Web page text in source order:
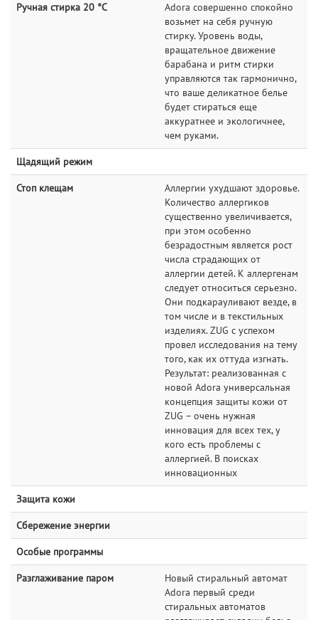
Ручная стирка 20 °C
Adora совершенно спокойно
возьмет на себя ручную
стирку. Уровень воды,
вращательное движение
барабана и ритм стирки
управляются так гармонично,
что ваше деликатное белье
будет стираться еще
аккуратнее и экологичнее,
чем руками.
Щадящий режим
Стоп клещам
Аллергии ухудшают здоровье.
Количество аллергиков
существенно увеличивается,
при этом особенно
безрадостным является рост
числа страдающих от
аллергии детей. К аллергенам
следует относиться серьезно.
Они подкарауливают везде, в
том числе и в текстильных
изделиях. ZUG с успехом
провел исследования на тему
того, как их оттуда изгнать.
Результат: реализованная с
новой Adora универсальная
концепция защиты кожи от
ZUG – очень нужная
инновация для всех тех, у
кого есть проблемы с
аллергией. В поисках
инновационных
Защита кожи
Сбережение энергии
Особые программы
Разглаживание паром
Новый стиральный автомат
Adora первый среди
стиральных автоматов